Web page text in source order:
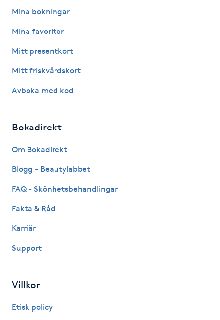
Gellack med förstärkning
Gravidyoga
Gruppträning
Headspa
Herrklippning
Mina bokningar
Mina favoriter
Mitt presentkort
Mitt friskvårdskort
Avboka med kod
Bokadirekt
Om Bokadirekt
Blogg - Beautylabbet
FAQ - Skönhetsbehandlingar
Fakta & Råd
Karriär
Support
Villkor
Etisk policy